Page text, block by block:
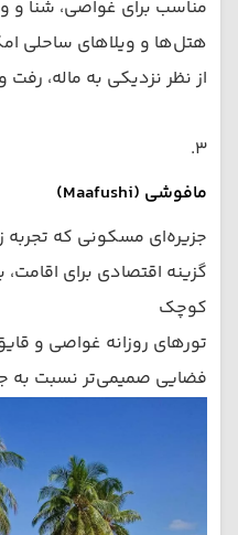
مناسب برای غواصی، شنا و
هتل‌ها و ویلاهای ساحلی
از نظر نزدیکی به ماله،
۳.
مافوشی (Maafushi)
جزیره‌ای مسکونی که تجربه
گزینه اقتصادی برای
کوچک
تورهای روزانه غواصی و
فضایی صمیمی‌تر نسبت به